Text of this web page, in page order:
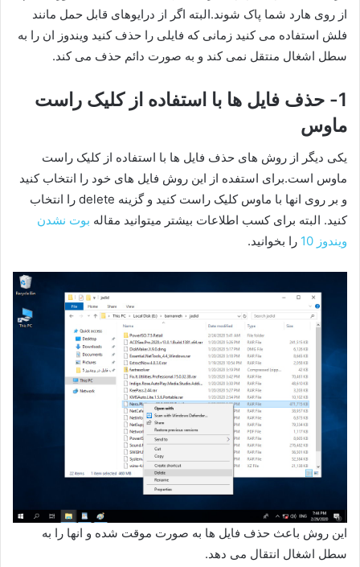
از روی هارد شما پاک شوند.البته اگر از درایوهای قابل حمل مانند
فلش استفاده می کنید زمانی که فایلی را حذف کنید ویندوز ان را به
سطل اشغال منتقل نمی کند و به صورت دائم حذف می کند.
1- حذف فایل ها با استفاده از کلیک راست
ماوس
یکی دیگر از روش های حذف فایل ها با استفاده از کلیک راست
ماوس است.برای استفده از این روش فایل های خود را انتخاب کنید
و بر روی انها با ماوس کلیک راست کنید و گزینه delete را انتخاب
کنید. البته برای کسب اطلاعات بیشتر میتوانید مقاله بوت نشدن
ویندوز 10
را بخوانید.
این روش باعث حذف فایل ها به صورت موقت شده و انها را به
سطل اشغال انتقال می دهد.